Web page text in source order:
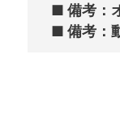
■ 備考：